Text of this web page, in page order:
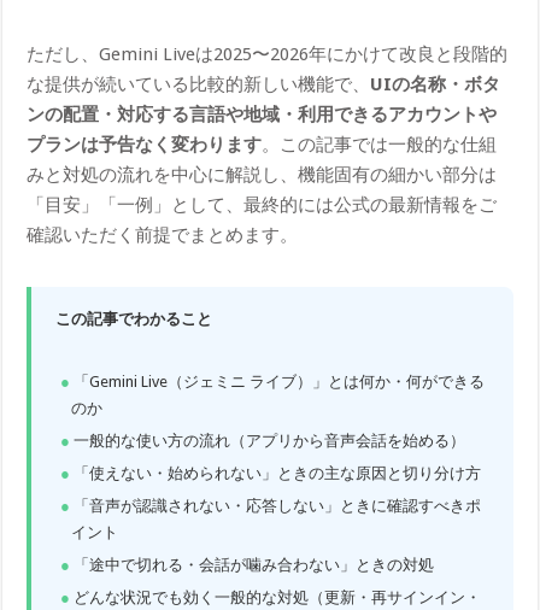
ただし、Gemini Liveは2025〜2026年にかけて改良と段階的
な提供が続いている比較的新しい機能で、 UIの名称・ボタ
ンの配置・対応する言語や地域・利用できるアカウントや
プランは予告なく変わります。この記事では一般的な仕組
みと対処の流れを中心に解説し、機能固有の細かい部分は
「目安」「一例」として、最終的には公式の最新情報をご
確認いただく前提でまとめます。
この記事でわかること
「Gemini Live（ジェミニ ライブ）」とは何か・何ができる
のか
一般的な使い方の流れ（アプリから音声会話を始める）
「使えない・始められない」ときの主な原因と切り分け方
「音声が認識されない・応答しない」ときに確認すべきポ
イント
「途中で切れる・会話が噛み合わない」ときの対処
どんな状況でも効く一般的な対処（更新・再サインイン・